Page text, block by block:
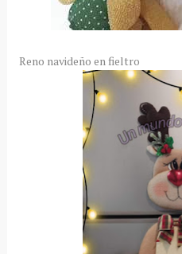
Reno navideño en fieltro